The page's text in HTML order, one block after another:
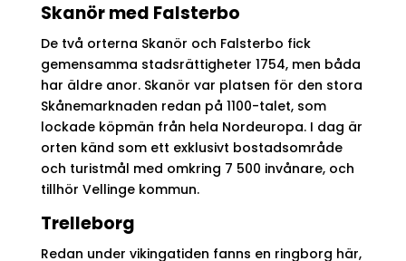
Skanör med Falsterbo
De två orterna Skanör och Falsterbo fick
gemensamma stadsrättigheter 1754, men båda
har äldre anor. Skanör var platsen för den stora
Skånemarknaden redan på 1100-talet, som
lockade köpmän från hela Nordeuropa. I dag är
orten känd som ett exklusivt bostadsområde
och turistmål med omkring 7 500 invånare, och
tillhör Vellinge kommun.
Trelleborg
Redan under vikingatiden fanns en ringborg här,